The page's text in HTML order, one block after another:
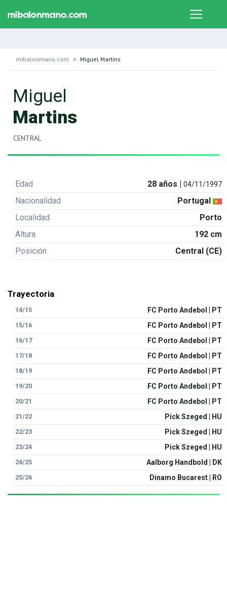
mibalonmano.com Miguel Martins
Miguel
Martins
CENTRAL
Edad 28 años |04/11/1997
Nacionalidad
Portugal
Localidad
Porto
Altura
192 cm
Posición
Central (CE)
Trayectoria
14/15 FC Porto Andebol | PT
15/16 FC Porto Andebol | PT
16/17 FC Porto Andebol | PT
17/18 FC Porto Andebol | PT
18/19 FC Porto Andebol | PT
19/20 FC Porto Andebol | PT
20/21 FC Porto Andebol | PT
21/22 Pick Szeged | HU
22/23 Pick Szeged | HU
23/24 Pick Szeged | HU
24/25 Aalborg Handbold | DK
25/26 Dinamo Bucarest | RO